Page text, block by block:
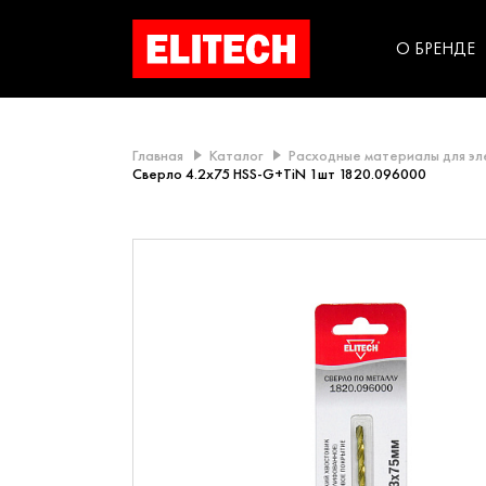
О БРЕНДЕ
Главная Каталог Расходные материалы для
Сверло 4.2х75 HSS-G+TiN 1шт 1820.096000